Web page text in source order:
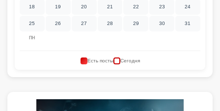
ПН
18 19 20 21 22 23 24
25 26 27 28 29 30 31
Есть посты Сегодня